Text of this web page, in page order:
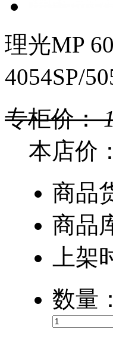
理光MP
4054SP/
专柜价：
本店价：
商品
商品
上架
数量：